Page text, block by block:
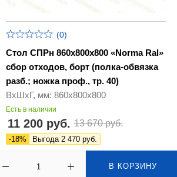
(0)
Стол СПРн 860х800х800 «Norma Ral»
сбор отходов, борт (полка-обвязка
разб.; ножка проф., тр. 40)
ВхШхГ, мм: 860х800х800
Есть в наличии
11 200 руб. 13 670 руб.
-18% Выгода 2 470 руб.
В КОРЗИНУ